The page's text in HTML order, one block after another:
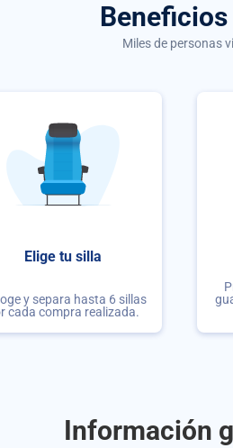
Miles de personas
Elige tu silla
y separa hasta 6 sillas
cada compra realizada.
Información